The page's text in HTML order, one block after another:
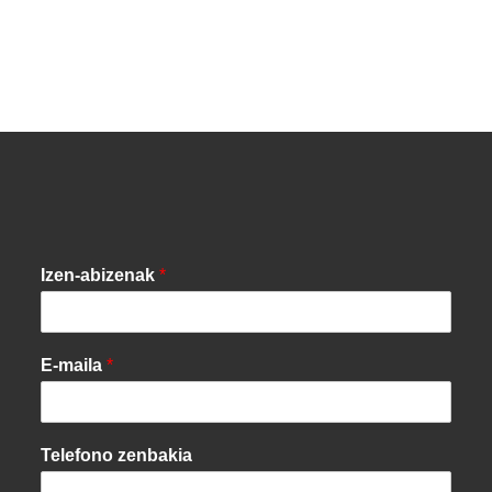
Izen-abizenak *
E-maila *
Telefono zenbakia